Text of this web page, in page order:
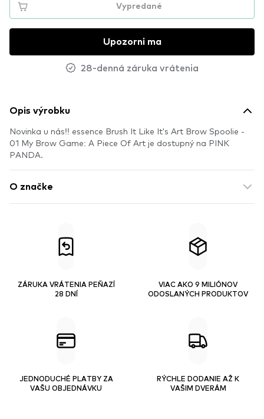
Vypredané
Upozorni ma
28-denná záruka vrátenia
Opis výrobku
Novinka u nás!! essence Brush It Like It's Art Brow Spoolie -
01 My Brow Game: A Piece Of Art je dostupný na PINK
PANDA.
O značke
ZÁRUKA VRÁTENIA PEŇAZÍ
28 DNÍ
VIAC AKO 9 MILIÓNOV
ODOSLANÝCH PRODUKTOV
JEDNODUCHÉ PLATBY ZA
VAŠU OBJEDNÁVKU
RÝCHLE DODANIE AŽ K
VAŠIM DVERÁM